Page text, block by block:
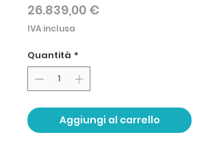
26.839,00 €Prezzo
IVA inclusa
Quantità *
Aggiungi al carrello